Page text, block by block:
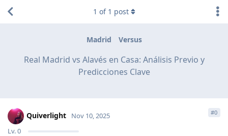
Madrid Versus
Real Madrid vs Alavés en Casa: Análisis Previo y
Predicciones Clave
1 of 1 post
Quiverlight
Lv.0
Nov 10, 2025 #0